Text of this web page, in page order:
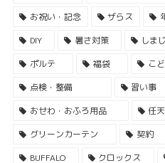
お祝い・記念
ザらス
DIY
暑さ対策 しま
ポルテ
福袋 こ
点検・整備
習い事
おせわ・おふろ用品
任
グリーンカーテン
契約
BUFFALO
クロックス